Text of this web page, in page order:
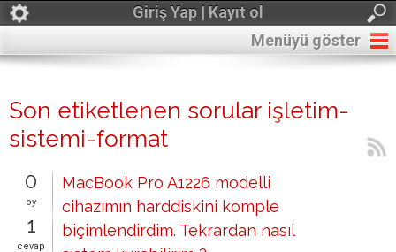
Giriş Yap | Kayıt ol
Menüyü göster
Son etiketlenen sorular işletim-
sistemi-format
0
oy
1
cevap
MacBook Pro A1226 modelli
cihazımın harddiskini komple
biçimlendirdim. Tekrardan nasıl